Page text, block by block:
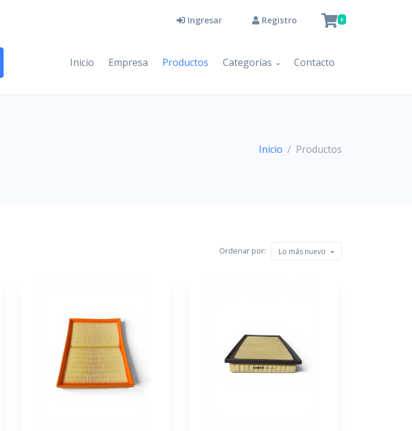
Ingresar Registro 0
Inicio Empresa Productos Categorías Contacto
Inicio Productos
Ordenar por: Lo más nuevo